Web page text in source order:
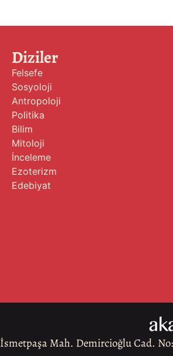
Diziler
Felsefe
Sosyoloji
Antropoloji
Politika
Bilim
Mitoloji
İnceleme
Ezoterizm
Edebiyat
İsmetpaşa Mah. Demircioğlu Cad.